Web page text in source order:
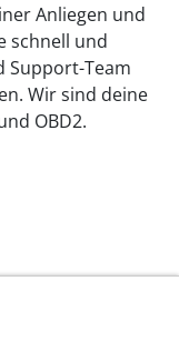
Anliegen und
schnell und
Support-Team
Wir sind deine
OBD2.